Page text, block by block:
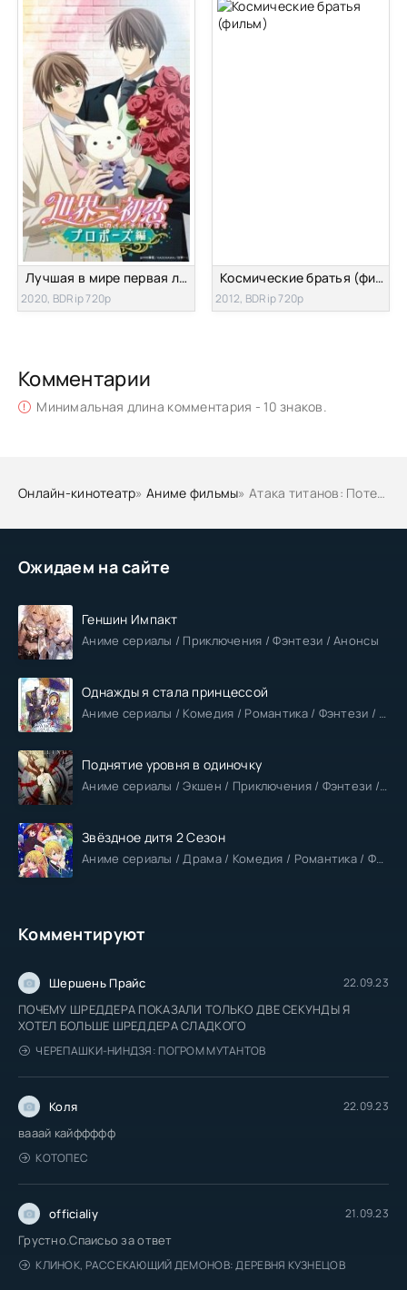
Ожидаем на сайте
Геншин Импакт
Аниме сериалы / Приключения / Фэнтези / Анонсы
Однажды я стала принцессой
Аниме сериалы / Комедия / Романтика / Фэнтези / Анонсы
Поднятие уровня в одиночку
Аниме сериалы / Экшен / Приключения / Фэнтези / Анонсы
Звёздное дитя 2 Сезон
Аниме сериалы / Драма / Комедия / Романтика / Фантастика / Анонсы
Комментируют
Шершень Прайс 22.09.23
ПОЧЕМУ ШРЕДДЕРА ПОКАЗАЛИ ТОЛЬКО ДВЕ СЕКУНДЫ Я
ХОТЕЛ БОЛЬШЕ ШРЕДДЕРА СЛАДКОГО
ЧЕРЕПАШКИ-НИНДЗЯ: ПОГРОМ МУТАНТОВ
Коля 22.09.23
вааай кайффффф
КОТОПЕС
officialiy 21.09.23
Грустно.Спаисьо за ответ
КЛИНОК, РАССЕКАЮЩИЙ ДЕМОНОВ: ДЕРЕВНЯ КУЗНЕЦОВ
Лучшая в мире первая любовь 2: Предложение
2020, BDRip 720p
Космические братья (фильм)
2012, BDRip 720p
Комментарии
Минимальная длина комментария - 10 знаков.
Онлайн-кинотеатр»Аниме фильмы» Атака титанов: Потерянные девушки OVA-3